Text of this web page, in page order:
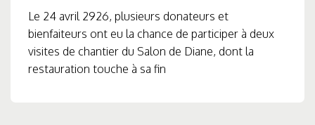
Le 24 avril 2926, plusieurs donateurs et
bienfaiteurs ont eu la chance de participer à deux
visites de chantier du Salon de Diane, dont la
restauration touche à sa fin